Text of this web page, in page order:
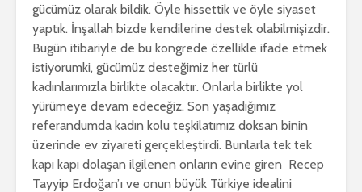
gücümüz olarak bildik. Öyle hissettik ve öyle siyaset
yaptık. İnşallah bizde kendilerine destek olabilmişizdir.
Bugün itibariyle de bu kongrede özellikle ifade etmek
istiyorumki, gücümüz desteğimiz her türlü
kadınlarımızla birlikte olacaktır. Onlarla birlikte yol
yürümeye devam edeceğiz. Son yaşadığımız
referandumda kadın kolu teşkilatımız doksan binin
üzerinde ev ziyareti gerçekleştirdi. Bunlarla tek tek
kapı kapı dolaşan ilgilenen onların evine giren Recep
Tayyip Erdoğan’ı ve onun büyük Türkiye idealini